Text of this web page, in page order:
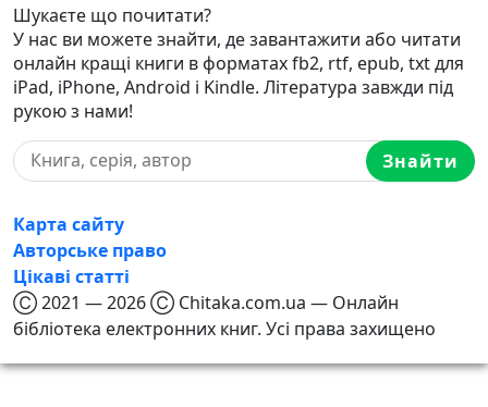
Шукаєте що почитати?
У нас ви можете знайти, де завантажити або читати
онлайн кращі книги в форматах fb2, rtf, epub, txt для
iPad, iPhone, Android і Kindle. Література завжди під
рукою з нами!
Знайти
Карта сайту
Авторське право
Цікаві статті
Ⓒ 2021 — 2026 Ⓒ Chitaka.com.ua — Онлайн
бібліотека електронних книг. Усі права захищено